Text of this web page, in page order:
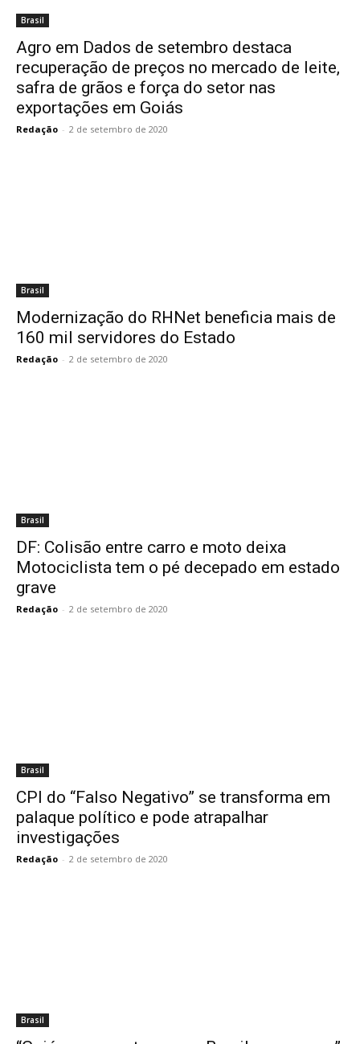
Brasil
Agro em Dados de setembro destaca
recuperação de preços no mercado de leite,
safra de grãos e força do setor nas
exportações em Goiás
Redação - 2 de setembro de 2020
Brasil
Modernização do RHNet beneficia mais de
160 mil servidores do Estado
Redação - 2 de setembro de 2020
Brasil
DF: Colisão entre carro e moto deixa
Motociclista tem o pé decepado em estado
grave
Redação - 2 de setembro de 2020
Brasil
CPI do “Falso Negativo” se transforma em
palaque político e pode atrapalhar
investigações
Redação - 2 de setembro de 2020
Brasil